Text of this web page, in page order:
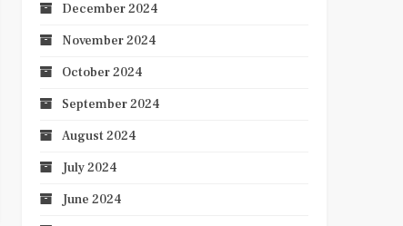
December 2024
November 2024
October 2024
September 2024
August 2024
July 2024
June 2024